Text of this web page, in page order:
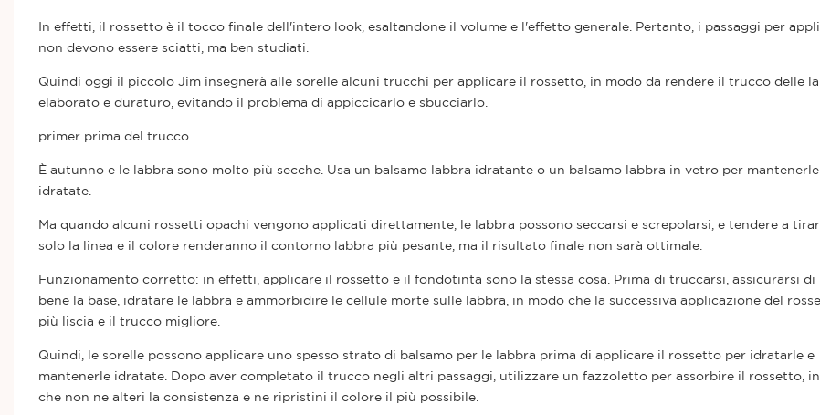
In effetti, il rossetto è il tocco finale dell'intero look, esaltandone il volume e l'effetto generale. Pertanto, i passaggi per
non devono essere sciatti, ma ben studiati.
Quindi oggi il piccolo Jim insegnerà alle sorelle alcuni trucchi per applicare il rossetto, in modo da rendere il trucco delle
elaborato e duraturo, evitando il problema di appiccicarlo e sbucciarlo.
primer prima del trucco
È autunno e le labbra sono molto più secche. Usa un balsamo labbra idratante o un balsamo labbra in vetro per mantenerle
idratate.
Ma quando alcuni rossetti opachi vengono applicati direttamente, le labbra possono seccarsi e screpolarsi, e tendere a
solo la linea e il colore renderanno il contorno labbra più pesante, ma il risultato finale non sarà ottimale.
Funzionamento corretto: in effetti, applicare il rossetto e il fondotinta sono la stessa cosa. Prima di truccarsi, assicurarsi di
bene la base, idratare le labbra e ammorbidire le cellule morte sulle labbra, in modo che la successiva applicazione del
più liscia e il trucco migliore.
Quindi, le sorelle possono applicare uno spesso strato di balsamo per le labbra prima di applicare il rossetto per idratarle e
mantenerle idratate. Dopo aver completato il trucco negli altri passaggi, utilizzare un fazzoletto per assorbire il rossetto,
che non ne alteri la consistenza e ne ripristini il colore il più possibile.